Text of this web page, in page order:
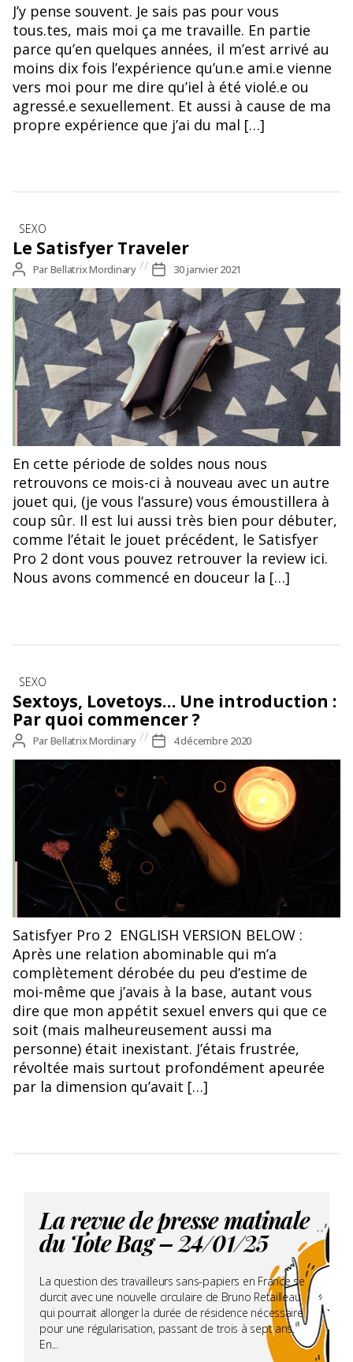
J’y pense souvent. Je sais pas pour vous
tous.tes, mais moi ça me travaille. En partie
parce qu’en quelques années, il m’est arrivé au
moins dix fois l’expérience qu’un.e ami.e vienne
vers moi pour me dire qu’iel à été violé.e ou
agressé.e sexuellement. Et aussi à cause de ma
propre expérience que j’ai du mal […]
Catégories
SEXO
Le Satisfyer Traveler
Auteur
de
l’article
ParBellatrix Mordinary
Date
de
l’article
30 janvier 2021
Satisfyer Pro Traveler
En cette période de soldes nous nous
retrouvons ce mois-ci à nouveau avec un autre
jouet qui, (je vous l’assure) vous émoustillera à
coup sûr. Il est lui aussi très bien pour débuter,
comme l’était le jouet précédent, le Satisfyer
Pro 2 dont vous pouvez retrouver la review ici.
Nous avons commencé en douceur la […]
Catégories
SEXO
Sextoys, Lovetoys… Une introduction :
Par quoi commencer ?
Auteur
de
ParBellatrix Mordinary
Date
de
l’article
4 décembre 2020
Satisfyer Pro 2 ENGLISH VERSION BELOW :
Après une relation abominable qui m’a
complètement dérobée du peu d’estime de
moi-même que j’avais à la base, autant vous
dire que mon appétit sexuel envers qui que ce
soit (mais malheureusement aussi ma
personne) était inexistant. J’étais frustrée,
révoltée mais surtout profondément apeurée
par la dimension qu’avait […]
La revue de presse matinale
du Tote Bag – 24/01/25
La question des travailleurs sans-papiers en France se
durcit avec une nouvelle circulaire de Bruno Retailleau
qui pourrait allonger la durée de résidence nécessaire
pour une régularisation, passant de trois à sept ans.
En...